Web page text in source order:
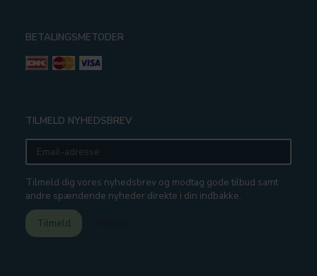
BETALINGSMETODER
TILMELD NYHEDSBREV
Email-
adresse
Tilmeld dig vores nyhedsbrev og modtag gode tilbud samt
andre spændende nyheder direkte i din indbakke.
Tilmeld